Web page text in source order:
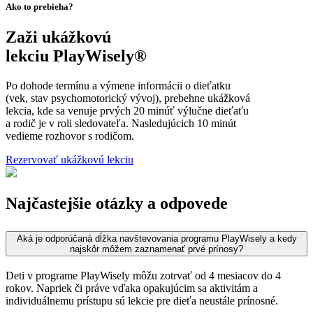
Ako to prebieha?
Zaži ukážkovú
lekciu PlayWisely®
Po dohode termínu a výmene informácii o dieťatku
(vek, stav psychomotorický vývoj), prebehne ukážková
lekcia, kde sa venuje prvých 20 minúť výlučne dieťaťu
a rodič je v roli sledovateľa. Nasledujúcich 10 minút
vedieme rozhovor s rodičom.
Rezervovať ukážkovú lekciu
Najčastejšie otázky a odpovede
Aká je odporúčaná dĺžka navštevovania programu PlayWisely a kedy
najskôr môžem zaznamenať prvé prínosy?
Deti v programe PlayWisely môžu zotrvať od 4 mesiacov do 4
rokov. Napriek či práve vďaka opakujúcim sa aktivitám a
individuálnemu prístupu sú lekcie pre dieťa neustále prínosné.